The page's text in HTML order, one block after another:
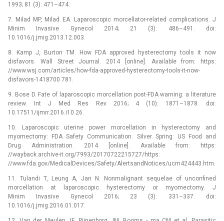
1993; 81 (3): 471–474.
7. Milad MP, Milad EA. Laparoscopic morcellator-related complications. J
Minim Invasive Gynecol 2014; 21 (3): 486–491. doi:
10.1016/j.jmig.2013.12.003.
8. Kamp J, Burton TM. How FDA approved hyste­rectomy tools it now
disfavors. Wall Street Journal. 2014 [online]. Available from: https:
//www.wsj.com/articles/how-fda-approved-hysterectomy-tools-it-now-
disfavors-1418700 781.
9. Bose D. Fate of laparoscopic morcellation post-FDA warning: a literature
review. Int J Med Res Rev 2016; 4 (10): 1871–1878. doi:
10.17511/ijmrr.2016.i10.26.
10. Laparoscopic uterine power morcellation in hysterectomy and
myomectomy: FDA Safety Communication. Silver Spring: US Food and
Drug Administration. 2014 [online]. Available from: https:
//wayback.archive-it.org/7993/20170722215727/https:
//www.fda.gov/MedicalDevices/Safety/AlertsandNotices/ucm424443.htm.
11. Tulandi T, Leung A, Jan N. Nonmalignant sequelae of unconfined
morcellation at laparoscopic hysterectomy or myomectomy. J
Minim Invasive Gynecol 2016; 23 (3): 331–337. doi:
10.1016/j.jmig.2016.01.017.